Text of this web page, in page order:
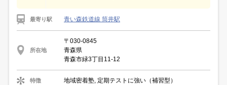
最寄り駅 青い森鉄道線 筒井駅
所在地
〒030-0845
青森県
青森市緑3丁目11-12
特徴 地域密着塾, 定期テストに強い（補習型）